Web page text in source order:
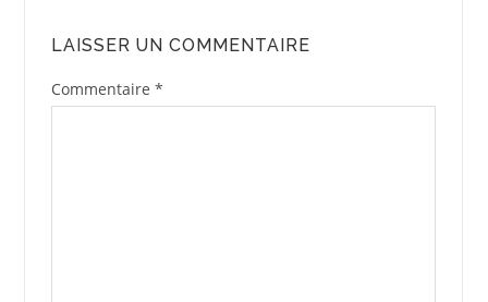
LAISSER UN COMMENTAIRE
Commentaire *